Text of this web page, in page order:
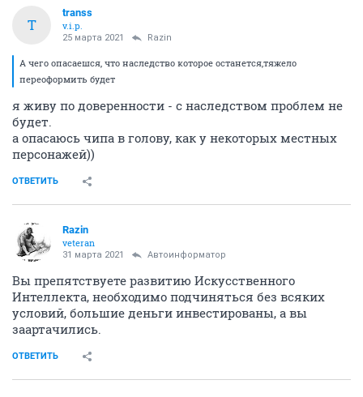
T
transs
v.i.p.
25 марта 2021 Razin
А чего опасаешся, что наследство которое останется,тяжело
переоформить будет
я живу по доверенности - с наследством проблем не
будет.
а опасаюсь чипа в голову, как у некоторых местных
персонажей))
ОТВЕТИТЬ
Razin
veteran
31 марта 2021 Автоинформатор
Вы препятствуете развитию Искусственного
Интеллекта, необходимо подчиняться без всяких
условий, большие деньги инвестированы, а вы
заартачились.
ОТВЕТИТЬ